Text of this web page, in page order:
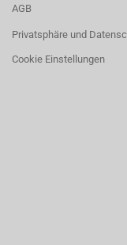
AGB
Privatsphäre und
Cookie Einstellungen